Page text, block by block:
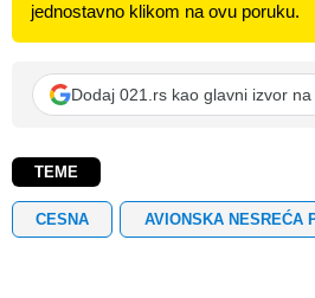
jednostavno klikom na ovu poruku.
Dodaj 021.rs kao glavni izvor
TEME
CESNA AVIONSKA NESREĆA